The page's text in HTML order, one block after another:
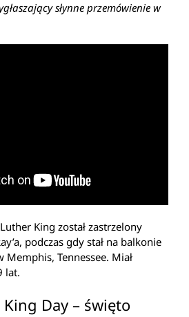
słynne przemówienie w
King został zastrzelony
podczas gdy stał na balkonie
Tennessee. Miał
lat.
Day – święto